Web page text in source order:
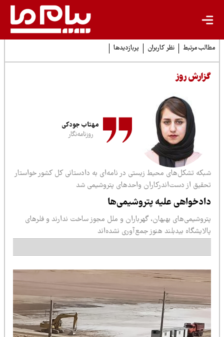
مرتبط نظر کاربران پربازدیدها
روز
مهتاب جودکی
روزنامه‌نگار
تشکل‌های محیط زیستی در نامه‌ای به دادستانی کل کشور خواستار
از دست‌اندرکاران واحدهای پتروشیمی شد
علیه پتروشیمی‌ها
بهبهان، گهرباران و ملل مجوز ساخت ندارند و فلرهای
بیدبلند هنوز جمع‌آوری نشده‌اند